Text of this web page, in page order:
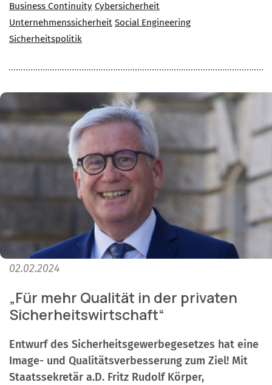
Business Continuity Cybersicherheit
Unternehmenssicherheit Social Engineering
Sicherheitspolitik
02.02.2024
„Für mehr Qualität in der privaten
Sicherheitswirtschaft“
Entwurf des Sicherheitsgewerbegesetzes hat eine
Image- und Qualitätsverbesserung zum Ziel! Mit
Staatssekretär a.D. Fritz Rudolf Körper,